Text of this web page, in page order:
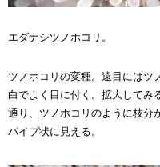
エダナシツノホコリ。
ツノホコリの変種。遠目にはツ
白でよく目に付く。拡大してみ
通り、ツノホコリのように枝分
パイプ状に見える。